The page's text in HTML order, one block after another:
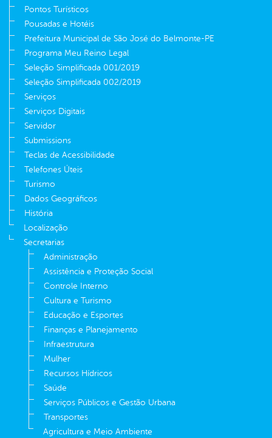
Pontos Turísticos
Pousadas e Hotéis
Prefeitura Municipal de São José do Belmonte-PE
Programa Meu Reino Legal
Seleção Simplificada 001/2019
Seleção Simplificada 002/2019
Serviços
Serviços Digitais
Servidor
Submissions
Teclas de Acessibilidade
Telefones Úteis
Turismo
Dados Geográficos
História
Localização
Secretarias
Administração
Assistência e Proteção Social
Controle Interno
Cultura e Turismo
Educação e Esportes
Finanças e Planejamento
Infraestrutura
Mulher
Recursos Hídricos
Saúde
Serviços Públicos e Gestão Urbana
Transportes
Agricultura e Meio Ambiente